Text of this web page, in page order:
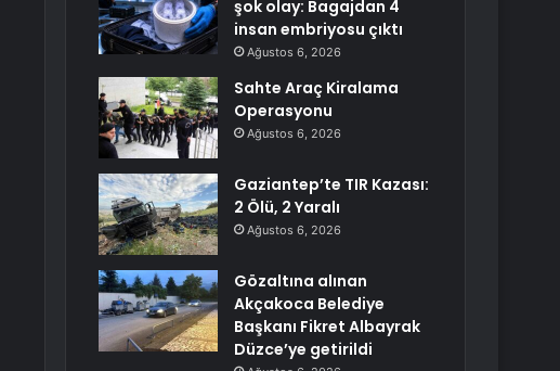
şok olay: Bagajdan 4
insan embriyosu çıktı
Ağustos 6, 2026
Sahte Araç Kiralama
Operasyonu
Ağustos 6, 2026
Gaziantep’te TIR Kazası:
2 Ölü, 2 Yaralı
Ağustos 6, 2026
Gözaltına alınan
Akçakoca Belediye
Başkanı Fikret Albayrak
Düzce’ye getirildi